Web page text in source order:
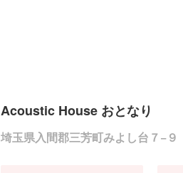
Acoustic House おとなり
埼玉県入間郡三芳町みよし台７−９